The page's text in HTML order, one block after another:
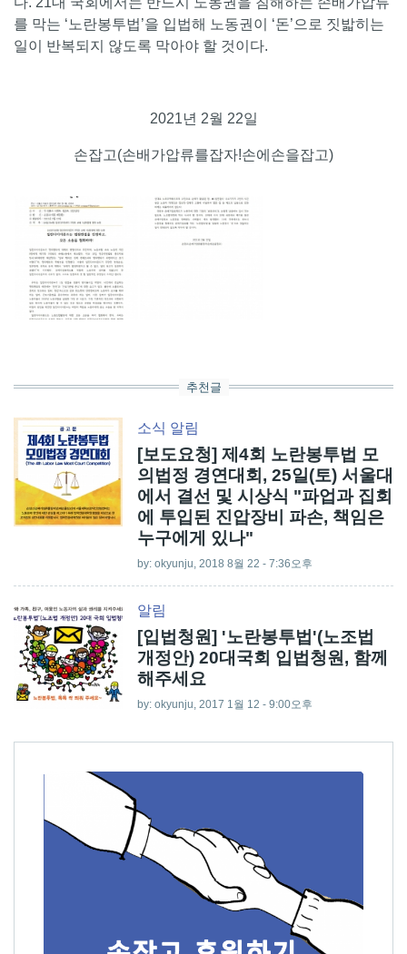
를 막는 ‘노란봉투법’을 입법해 노동권이 ‘돈’으로 짓밟히는
일이 반복되지 않도록 막아야 할 것이다.
2021년 2월 22일
손잡고(손배가압류를잡자!손에손을잡고)
추천글
소식 알림
[보도요청] 제4회 노란봉투법 모
의법정 경연대회, 25일(토) 서울대
에서 결선 및 시상식 "파업과 집회
에 투입된 진압장비 파손, 책임은
누구에게 있나"
by: okyunju, 2018 8월 22 - 7:36오후
알림
[입법청원] '노란봉투법'(노조법
개정안) 20대국회 입법청원, 함께
해주세요
by: okyunju, 2017 1월 12 - 9:00오후